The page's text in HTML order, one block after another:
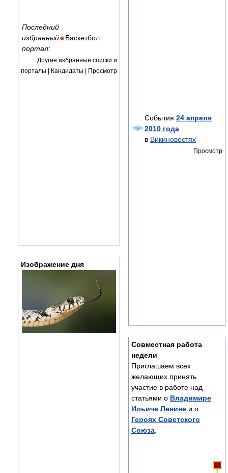
Последний
избранный
портал:
Баскетбол
Другие избранные списки и
порталы | Кандидаты | Просмотр
Изображение дня
События 24 апреля
2010 года
в Викиновостях
Просмотр
Совместная работа
недели
Приглашаем всех
желающих принять
участие в работе над
статьями о Владимире
Ильиче Ленине и о
Героях Советского
Союза